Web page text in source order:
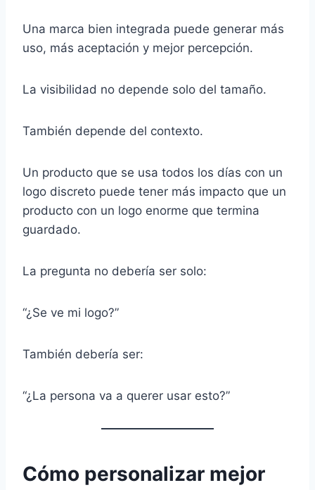
Una marca bien integrada puede generar más
uso, más aceptación y mejor percepción.
La visibilidad no depende solo del tamaño.
También depende del contexto.
Un producto que se usa todos los días con un
logo discreto puede tener más impacto que un
producto con un logo enorme que termina
guardado.
La pregunta no debería ser solo:
“¿Se ve mi logo?”
También debería ser:
“¿La persona va a querer usar esto?”
Cómo personalizar mejor